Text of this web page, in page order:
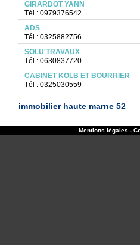
GIRARDOT YANN
Tél : 0979376542
ADS
Tél : 0325882756
SOLU'TRAVAUX
Tél : 0630837720
CABINET KOLB ET BOURRIER
Tél : 0325030559
immobilier haute marne 52
Mentions légales -